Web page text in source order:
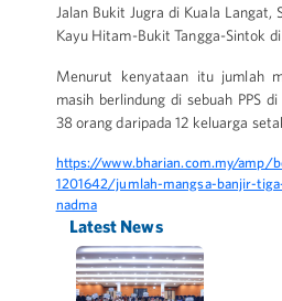
Jalan Bukit Jugra di Kuala Langat,
Kayu Hitam-Bukit Tangga-Sintok di
Menurut kenyataan itu jumlah
masih berlindung di sebuah PPS
38 orang daripada 12 keluarga
https://www.bharian.com.my/
1201642/jumlah-mangsa-banjir-
nadma
Latest News